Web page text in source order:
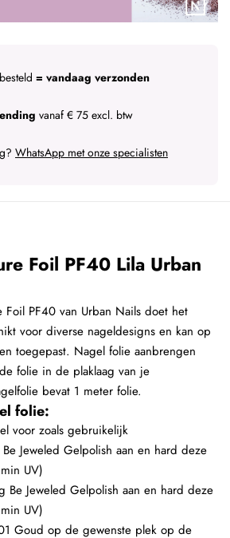
= vandaag verzonden
vanaf € 75 excl. btw
WhatsApp met onze specialisten
Foil PF40 Lila Urban
Foil PF40 van Urban Nails doet het
voor diverse nageldesigns en kan op
toegepast. Nagel folie aanbrengen
folie in de plaklaag van je
bevat 1 meter folie.
folie:
voor zoals gebruikelijk
Jeweled Gelpolish aan en hard deze
UV)
Be Jeweled Gelpolish aan en hard deze
UV)
Goud op de gewenste plek op de